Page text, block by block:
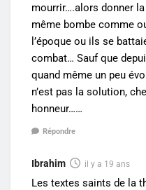
mourrir….alors donner
même bombe comme
l’époque ou ils se
combat… Sauf que
quand même un peu
n’est pas la solution,
honneur……
Répondre
Ibrahim il y a 19 ans
Les textes saints de la